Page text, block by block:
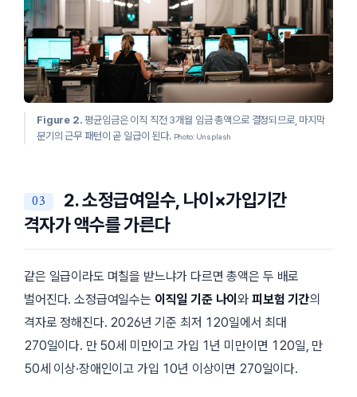
Figure 2. 평균임금은 이직 직전 3개월 임금 총액으로 결정되므로, 마지막
분기의 근무 패턴이 곧 일급이 된다. Photo: Unsplash
2. 소정급여일수, 나이×가입기간
격자가 액수를 가른다
같은 일급이라도 며칠을 받느냐가 다르면 총액은 두 배로
벌어진다. 소정급여일수는 이직일 기준 나이와피보험 기간의
격자로 정해진다. 2026년 기준 최저 120일에서 최대
270일이다. 만 50세 미만이고 가입 1년 미만이면 120일, 만
50세 이상·장애인이고 가입 10년 이상이면 270일이다.